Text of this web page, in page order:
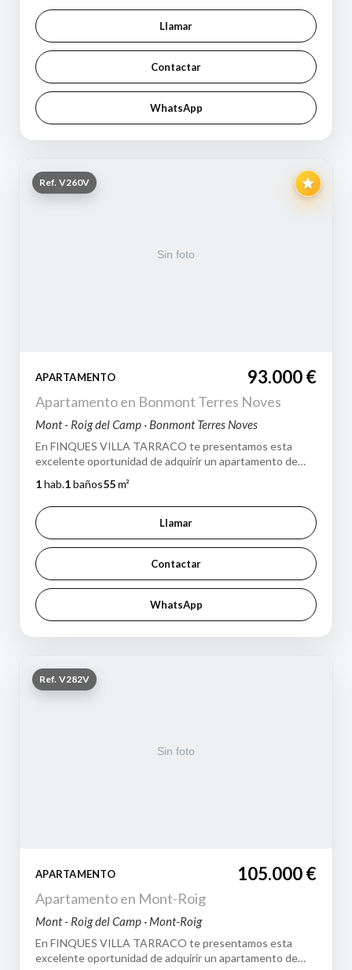
Llamar
Contactar
WhatsApp
Ref. V260V
APARTAMENTO 93.000 €
Apartamento en Bonmont Terres Noves
Mont - Roig del Camp · Bonmont Terres Noves
En FINQUES VILLA TARRACO te presentamos esta
excelente oportunidad de adquirir un apartamento de
1hab.1baños55m²
Llamar
Contactar
WhatsApp
Ref. V282V
APARTAMENTO 105.000 €
Apartamento en Mont-Roig
Mont - Roig del Camp · Mont-Roig
En FINQUES VILLA TARRACO te presentamos esta
excelente oportunidad de adquirir un apartamento de